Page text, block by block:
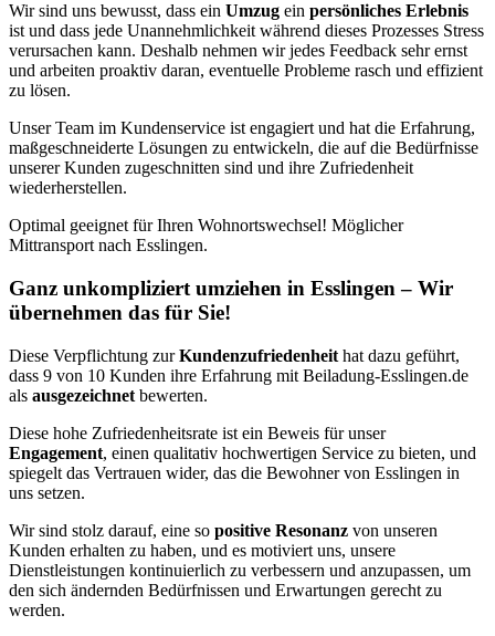
Wir sind uns bewusst, dass ein Umzug ein persönliches Erlebnis
ist und dass jede Unannehmlichkeit während dieses Prozesses Stress
verursachen kann. Deshalb nehmen wir jedes Feedback sehr ernst
und arbeiten proaktiv daran, eventuelle Probleme rasch und effizient
zu lösen.
Unser Team im Kundenservice ist engagiert und hat die Erfahrung,
maßgeschneiderte Lösungen zu entwickeln, die auf die Bedürfnisse
unserer Kunden zugeschnitten sind und ihre Zufriedenheit
wiederherstellen.
Optimal geeignet für Ihren Wohnortswechsel! Möglicher
Mittransport nach Esslingen.
Ganz unkompliziert umziehen in Esslingen – Wir
übernehmen das für Sie!
Diese Verpflichtung zurKundenzufriedenheit hat dazu geführt,
dass 9 von 10 Kunden ihre Erfahrung mit Beiladung-Esslingen.de
als ausgezeichnet bewerten.
Diese hohe Zufriedenheitsrate ist ein Beweis für unser
Engagement, einen qualitativ hochwertigen Service zu bieten, und
spiegelt das Vertrauen wider, das die Bewohner von Esslingen in
uns setzen.
Wir sind stolz darauf, eine so positive Resonanz von unseren
Kunden erhalten zu haben, und es motiviert uns, unsere
Dienstleistungen kontinuierlich zu verbessern und anzupassen, um
den sich ändernden Bedürfnissen und Erwartungen gerecht zu
werden.